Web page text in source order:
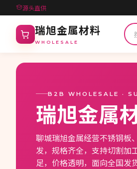
源头直供
瑞旭金属材料
WHOLESALE
B2B WHOLESALE ·
瑞旭金属
聊城瑞旭金属经营不锈钢板
发，规格齐全，支持切割加
足，价格透明，面向全国发